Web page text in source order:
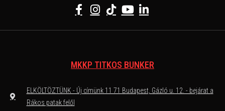
MKKP TITKOS BUNKER
ELKÖLTÖZTÜNK - Új címünk 11 71 Budapest, Gázló u. 12. - bejárat a
Rákos patak felől